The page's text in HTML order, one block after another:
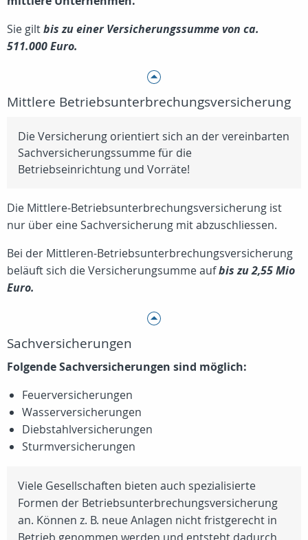
Sie giltbis zu einer Versicherungssumme von ca.
511.000 Euro.
Mittlere Betriebsunterbrechungsversicherung
Die Versicherung orientiert sich an der vereinbarten
Sachversicherungssumme für die
Betriebseinrichtung und Vorräte!
Die Mittlere-Betriebsunterbrechungsversicherung ist
nur über eine Sachversicherung mit abzuschliessen.
Bei der Mittleren-Betriebsunterbrechungsversicherung
beläuft sich die Versicherungsumme aufbis zu 2,55 Mio
Euro.
Sachversicherungen
Folgende Sachversicherungen sind möglich:
Feuerversicherungen
Wasserversicherungen
Diebstahlversicherungen
Sturmversicherungen
Viele Gesellschaften bieten auch spezialisierte
Formen der Betriebsunterbrechungsversicherung
an. Können z. B. neue Anlagen nicht fristgerecht in